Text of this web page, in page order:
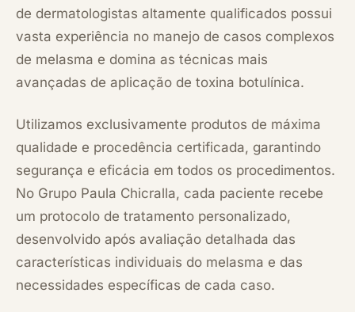
de dermatologistas altamente qualificados possui
vasta experiência no manejo de casos complexos
de melasma e domina as técnicas mais
avançadas de aplicação de toxina botulínica.
Utilizamos exclusivamente produtos de máxima
qualidade e procedência certificada, garantindo
segurança e eficácia em todos os procedimentos.
No Grupo Paula Chicralla, cada paciente recebe
um protocolo de tratamento personalizado,
desenvolvido após avaliação detalhada das
características individuais do melasma e das
necessidades específicas de cada caso.